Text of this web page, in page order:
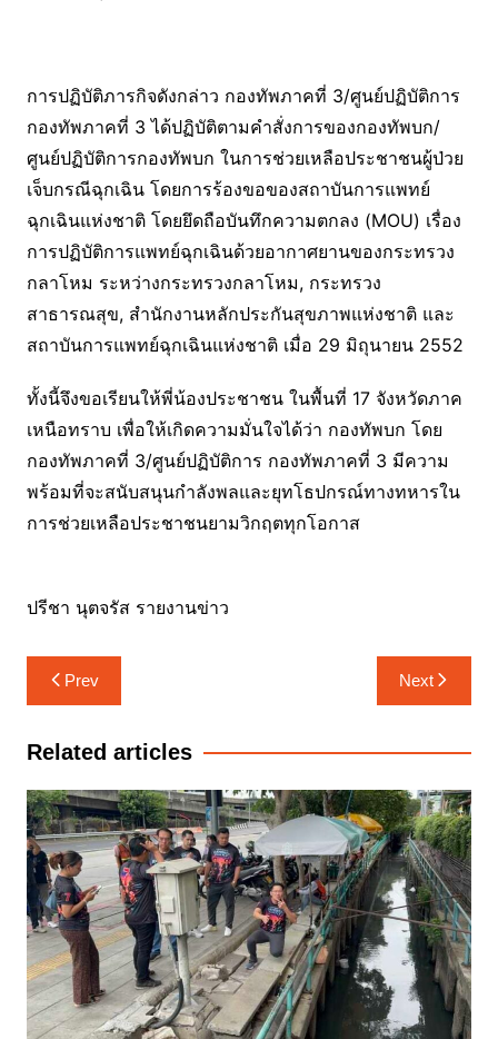
การปฏิบัติภารกิจดังกล่าว กองทัพภาคที่ 3/ศูนย์ปฏิบัติการ
กองทัพภาคที่ 3 ได้ปฏิบัติตามคำสั่งการของกองทัพบก/
ศูนย์ปฏิบัติการกองทัพบก ในการช่วยเหลือประชาชนผู้ป่วย
เจ็บกรณีฉุกเฉิน โดยการร้องขอของสถาบันการแพทย์
ฉุกเฉินแห่งชาติ โดยยึดถือบันทึกความตกลง (MOU) เรื่อง
การปฏิบัติการแพทย์ฉุกเฉินด้วยอากาศยานของกระทรวง
กลาโหม ระหว่างกระทรวงกลาโหม, กระทรวง
สาธารณสุข, สำนักงานหลักประกันสุขภาพแห่งชาติ และ
สถาบันการแพทย์ฉุกเฉินแห่งชาติ เมื่อ 29 มิถุนายน 2552
ทั้งนี้จึงขอเรียนให้พี่น้องประชาชน ในพื้นที่ 17 จังหวัดภาค
เหนือทราบ เพื่อให้เกิดความมั่นใจได้ว่า กองทัพบก โดย
กองทัพภาคที่ 3/ศูนย์ปฏิบัติการ กองทัพภาคที่ 3 มีความ
พร้อมที่จะสนับสนุนกำลังพลและยุทโธปกรณ์ทางทหารใน
การช่วยเหลือประชาชนยามวิกฤตทุกโอกาส
ปรีชา นุตจรัส รายงานข่าว
แนะแนว
เรื่อง
Prev Next
Related articles